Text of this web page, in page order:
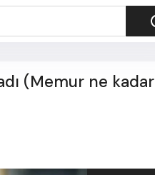
(Memur ne kadar